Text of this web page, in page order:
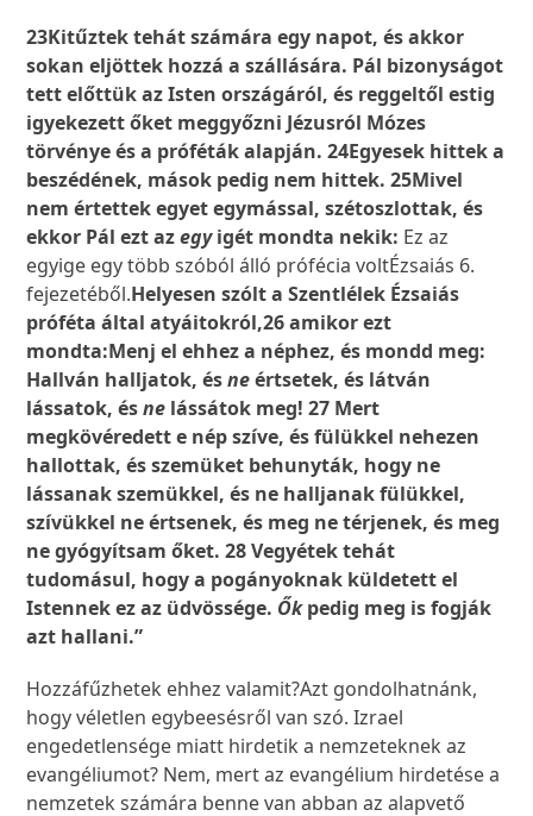
23Kitűztek tehát számára egy napot, és akkor
sokan eljöttek hozzá a szállására. Pál bizonyságot
tett előttük az Isten országáról, és reggeltől estig
igyekezett őket meggyőzni Jézusról Mózes
törvénye és a próféták alapján. 24Egyesek hittek a
beszédének, mások pedig nem hittek. 25Mivel
nem értettek egyet egymással, szétoszlottak, és
ekkor Pál ezt azegyigét mondta nekik: Ez az
egyige egy több szóból álló prófécia voltÉzsaiás 6.
fejezetéből.Helyesen szólt a Szentlélek Ézsaiás
próféta által atyáitokról,26 amikor ezt
mondta:Menj el ehhez a néphez, és mondd meg:
Hallván halljatok, ésneértsetek, és látván
lássatok, ésne lássátok meg! 27 Mert
megkövéredett e nép szíve, és fülükkel nehezen
hallottak, és szemüket behunyták, hogy ne
lássanak szemükkel, és ne halljanak fülükkel,
szívükkel ne értsenek, és meg ne térjenek, és meg
ne gyógyítsam őket. 28 Vegyétek tehát
tudomásul, hogy a pogányoknak küldetett el
Istennek ez az üdvössége. Őkpedig meg is fogják
azt hallani.”
Hozzáfűzhetek ehhez valamit?Azt gondolhatnánk,
hogy véletlen egybeesésről van szó. Izrael
engedetlensége miatt hirdetik a nemzeteknek az
evangéliumot? Nem, mert az evangélium hirdetése a
nemzetek számára benne van abban az alapvető